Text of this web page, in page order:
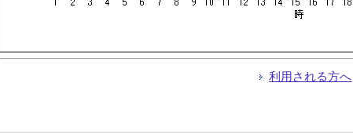
利用される方へ